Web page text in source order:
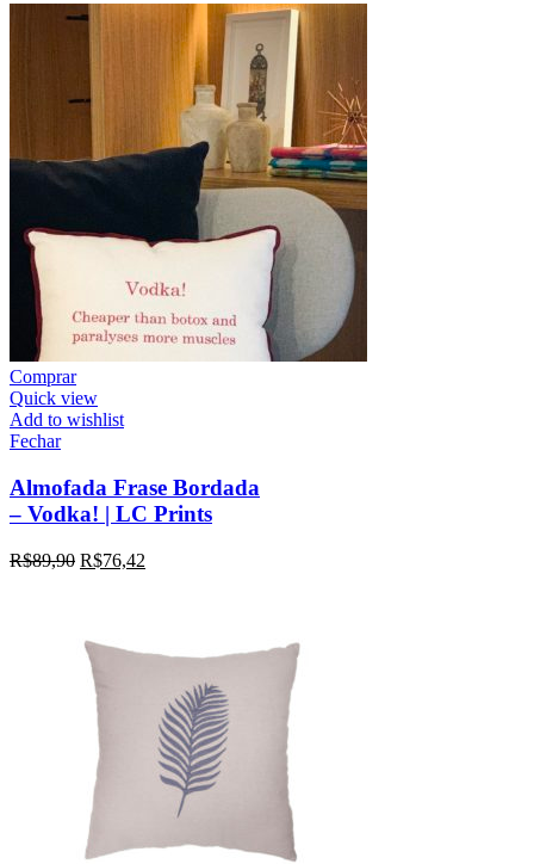
Comprar
Quick view
Add to wishlist
Fechar
Almofada Frase Bordada
– Vodka! | LC Prints
R$89,90 R$76,42